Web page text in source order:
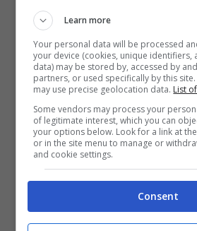
Sembra che a costruirlo
uomo, il monaco Liao Ran.
Learn more
Your personal data will be processed
your device (cookies, unique identifiers,
data) may be stored by, accessed by
partners, or used specifically by this
may use precise geolocation data. List
Some vendors may process your
of legitimate interest, which you can
your options below. Look for a link at
or in the site menu to manage or
and cookie settings.
Consent